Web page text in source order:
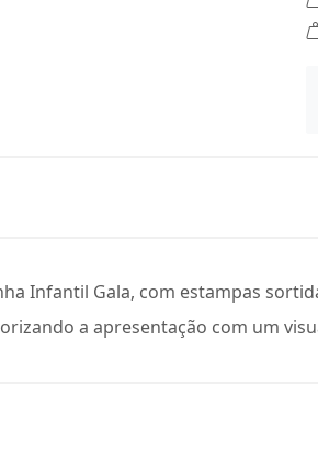
Infantil Gala, com estampas
a apresentação com um